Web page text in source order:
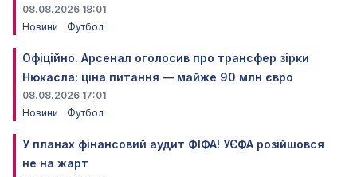
08.08.2026 18:01
Новини
Футбол
Офіційно. Арсенал оголосив про трансфер зірки
Нюкасла: ціна питання — майже 90 млн євро
08.08.2026 17:01
Новини
Футбол
У планах фінансовий аудит ФІФА! УЄФА розійшовся
не на жарт